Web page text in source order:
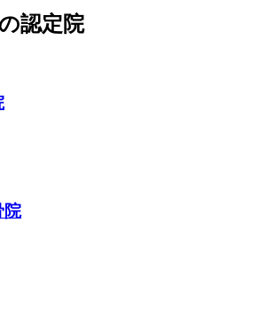
認定院
院